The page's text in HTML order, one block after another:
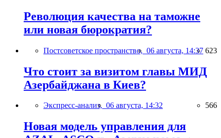
Революция качества на таможне
или новая бюрократия?
Постсоветское пространство, 06 августа, 14:37 623
Что стоит за визитом главы МИД
Азербайджана в Киев?
Экспресс-анализ, 06 августа, 14:32 566
Новая модель управления для